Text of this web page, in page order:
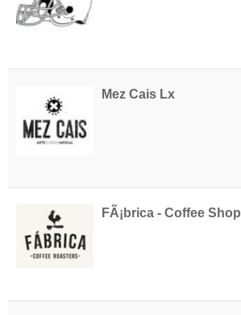
Mez Cais Lx
FÃ¡brica - Coffee Shop